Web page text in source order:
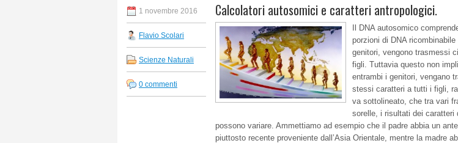
1 novembre 2016
Flavio Scolari
Scienze Naturali
0 commenti
Calcolatori autosomici e caratteri antropologici.
Il DNA autosomico
porzioni di DNA ricombinabile
genitori, vengono trasmessi
figli. Tuttavia questo non
entrambi i genitori, vengano
stessi caratteri a tutti i figli,
va sottolineato, che tra vari
sorelle, i risultati dei caratteri
possono variare. Ammettiamo ad esempio che il padre abbia un
piuttosto recente proveniente dall’Asia Orientale, mentre la madre